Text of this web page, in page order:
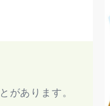
があります。